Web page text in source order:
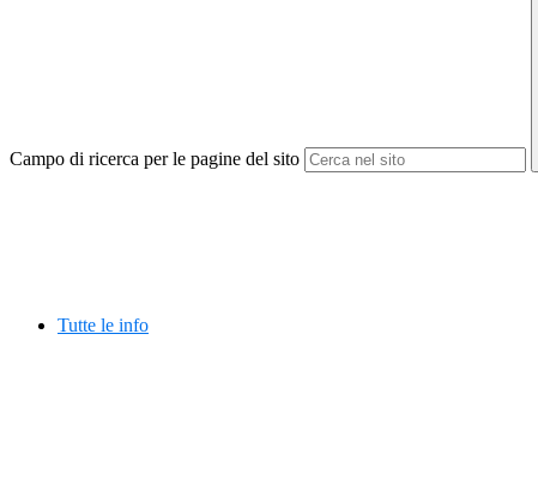
Campo di ricerca per le pagine del sito
Tutte le info